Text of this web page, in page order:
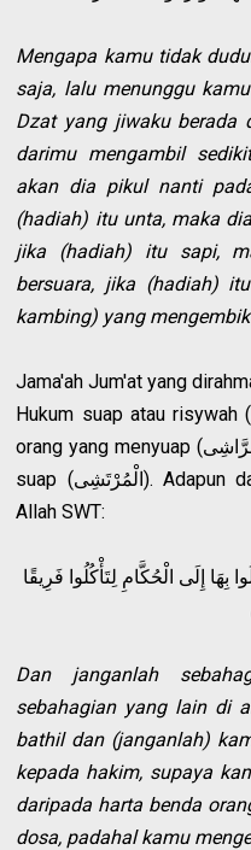
Mengapa kamu tidak
saja, lalu menunggu
Dzat yang jiwaku berada
darimu mengambil
akan dia pikul nanti
(hadiah) itu unta, maka
jika (hadiah) itu sapi,
bersuara, jika (hadiah)
kambing) yang
Jama'ah Jum'at yang
Hukum suap atau risywah (الرِشْوَةُ) adalah haram. Baik bagi
orang yang menyuap (الرَّاشِى) maupun orang yang menerima
suap (الْمُرْتَشِى). Adapun dalil dari Al-Qur'an adalah firman
Allah SWT:
بِهَا إِلَى الْحُكَّامِ لِتَأْكُلُوا فَرِيقًا
Dan janganlah
sebahagian yang lain di
bathil dan (janganlah)
kepada hakim, supaya
daripada harta benda
dosa, padahal kamu